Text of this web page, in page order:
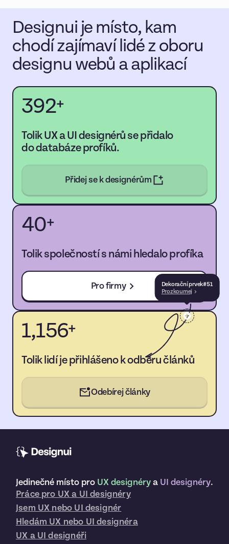
Designui je místo, kam
chodí zajímaví lidé z oboru
designu webů a aplikací
392+
Tolik UX a UI designérů se přidalo
do databáze profíků.
Přidej se k designérům
40+
Tolik společností s námi hledalo profíka
Pro firmy
1,156+
Tolik lidí je přihlášeno k odběru článků
Odebírej články
Dekorační prvek#51
Prozkoumej
Jedinečné místo pro UX designérya UI designéry.
Práce pro UX a UI designéry
Jsem UX nebo UI designér
Hledám UX nebo UI designéra
UX a UI designéři